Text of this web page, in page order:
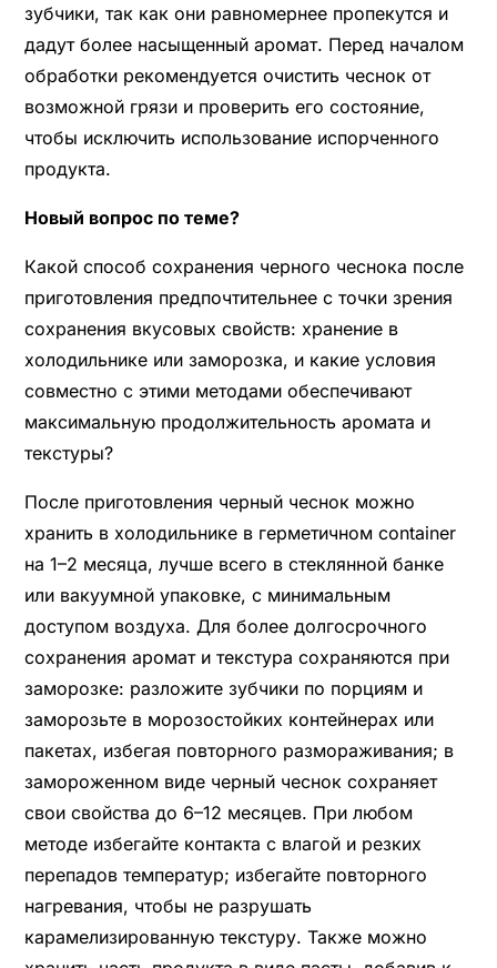
зубчики, так как они равномернее пропекутся и
дадут более насыщенный аромат. Перед началом
обработки рекомендуется очистить чеснок от
возможной грязи и проверить его состояние,
чтобы исключить использование испорченного
продукта.
Новый вопрос по теме?
Какой способ сохранения черного чеснока после
приготовления предпочтительнее с точки зрения
сохранения вкусовых свойств: хранение в
холодильнике или заморозка, и какие условия
совместно с этими методами обеспечивают
максимальную продолжительность аромата и
текстуры?
После приготовления черный чеснок можно
хранить в холодильнике в герметичном container
на 1–2 месяца, лучше всего в стеклянной банке
или вакуумной упаковке, с минимальным
доступом воздуха. Для более долгосрочного
сохранения аромат и текстура сохраняются при
заморозке: разложите зубчики по порциям и
заморозьте в морозостойких контейнерах или
пакетах, избегая повторного размораживания; в
замороженном виде черный чеснок сохраняет
свои свойства до 6–12 месяцев. При любом
методе избегайте контакта с влагой и резких
перепадов температур; избегайте повторного
нагревания, чтобы не разрушать
карамелизированную текстуру. Также можно